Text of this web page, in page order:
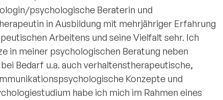
psychologische Beraterin und
in Ausbildung mit mehrjähriger Erfahrung
Arbeitens und seine Vielfalt sehr. Ich
in meiner psychologischen Beratung neben
Bedarf u.a. auch verhaltenstherapeutische,
Konzepte und
habe ich mich im Rahmen eines